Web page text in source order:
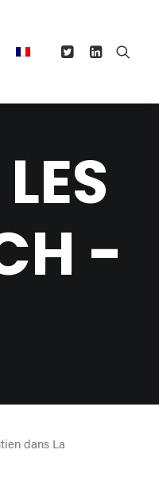
-
dans La